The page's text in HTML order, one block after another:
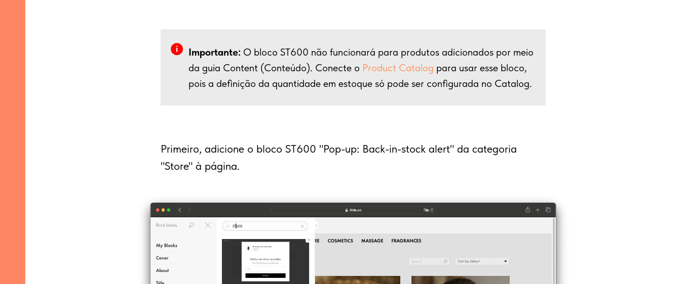
Importante: O bloco ST600 não funcionará para produtos adicionados por meio
da guia Content (Conteúdo). Conecte o Product Catalog para usar esse bloco,
pois a definição da quantidade em estoque só pode ser configurada no Catalog.
Primeiro, adicione o bloco ST600 "Pop-up: Back-in-stock alert" da categoria
"Store" à página.